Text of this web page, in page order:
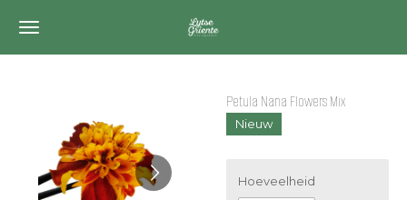
Ga
Petula Nana Flowers Mix
Nieuw
Hoeveelheid